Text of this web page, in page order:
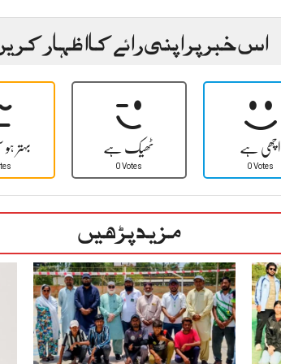
اس خبر پر اپنی رائے کا اظہار
بہتر ٹھیک ہے
0 Votes
اچھی ہے
0 Votes
مزید پڑھیں